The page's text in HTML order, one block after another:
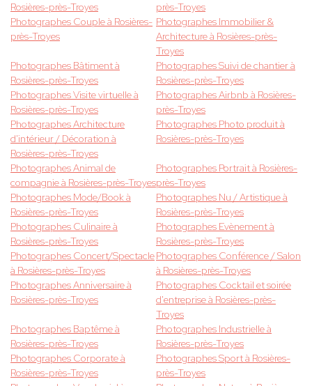
Rosières-près-Troyes
près-Troyes
Photographes Couple à Rosières-
près-Troyes
Photographes Immobilier &
Architecture à Rosières-près-
Troyes
Photographes Bâtiment à
Rosières-près-Troyes
Photographes Suivi de chantier à
Rosières-près-Troyes
Photographes Visite virtuelle à
Rosières-près-Troyes
Photographes Airbnb à Rosières-
près-Troyes
Photographes Architecture
d'intérieur / Décoration à
Rosières-près-Troyes
Photographes Photo produit à
Rosières-près-Troyes
Photographes Animal de
compagnie à Rosières-près-Troyes
Photographes Portrait à Rosières-
près-Troyes
Photographes Mode/Book à
Rosières-près-Troyes
Photographes Nu / Artistique à
Rosières-près-Troyes
Photographes Culinaire à
Rosières-près-Troyes
Photographes Evènement à
Rosières-près-Troyes
Photographes Concert/Spectacle
à Rosières-près-Troyes
Photographes Conférence / Salon
à Rosières-près-Troyes
Photographes Anniversaire à
Rosières-près-Troyes
Photographes Cocktail et soirée
d'entreprise à Rosières-près-
Troyes
Photographes Baptême à
Rosières-près-Troyes
Photographes Industrielle à
Rosières-près-Troyes
Photographes Corporate à
Rosières-près-Troyes
Photographes Sport à Rosières-
près-Troyes